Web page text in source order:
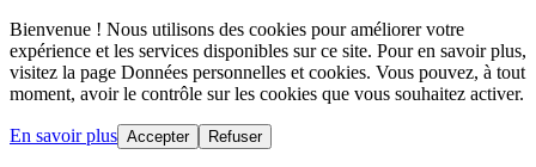
Bienvenue ! Nous utilisons des cookies pour améliorer votre
expérience et les services disponibles sur ce site. Pour en savoir plus,
visitez la page Données personnelles et cookies. Vous pouvez, à tout
moment, avoir le contrôle sur les cookies que vous souhaitez activer.
En savoir plus Accepter Refuser